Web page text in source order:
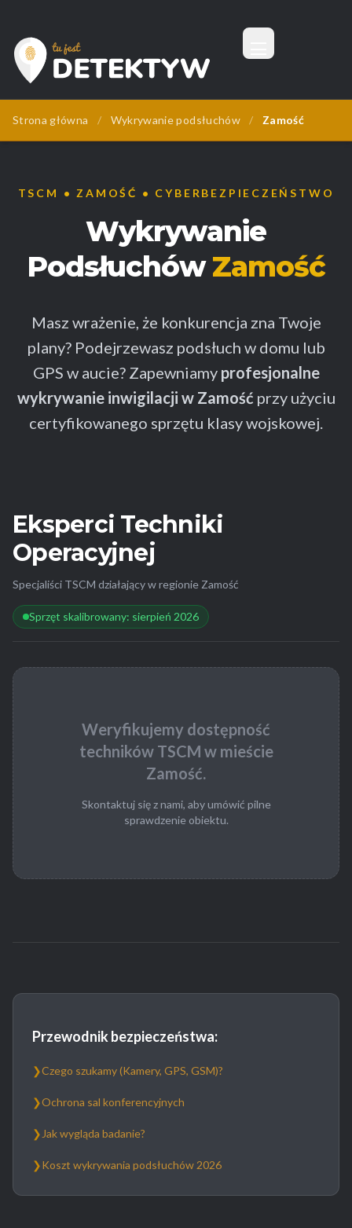
Tu Jest Detektyw
Menu
Strona główna / Wykrywanie podsłuchów / Zamość
TSCM • ZAMOŚĆ • CYBERBEZPIECZEŃSTWO
Wykrywanie
PodsłuchówZamość
Masz wrażenie, że konkurencja zna Twoje
plany? Podejrzewasz podsłuch w domu lub
GPS w aucie? Zapewniamy profesjonalne
wykrywanie inwigilacji w Zamość przy użyciu
certyfikowanego sprzętu klasy wojskowej.
Eksperci Techniki
Operacyjnej
Specjaliści TSCM działający w regionie Zamość
Sprzęt skalibrowany: sierpień 2026
Weryfikujemy dostępność
techników TSCM w mieście
Zamość.
Skontaktuj się z nami, aby umówić pilne
sprawdzenie obiektu.
Przewodnik bezpieczeństwa:
❯Czego szukamy (Kamery, GPS, GSM)?
❯Ochrona sal konferencyjnych
❯ Jak wygląda badanie?
❯Koszt wykrywania podsłuchów 2026